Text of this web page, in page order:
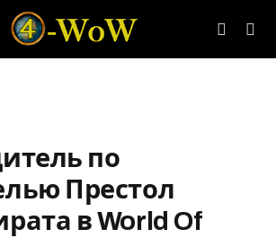
по
Престол
в World Of